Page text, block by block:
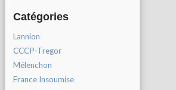
Catégories
Lannion
CCCP-Tregor
Mélenchon
France Insoumise